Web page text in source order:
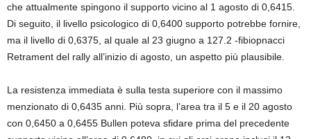
che attualmente spingono il supporto vicino al 1 agosto di 0,6415.
Di seguito, il livello psicologico di 0,6400 supporto potrebbe fornire,
ma il livello di 0,6375, al quale al 23 giugno a 127.2 -fibiopnacci
Retrament del rally all’inizio di agosto, un aspetto più plausibile.
La resistenza immediata è sulla testa superiore con il massimo
menzionato di 0,6435 anni. Più sopra, l’area tra il 5 e il 20 agosto
con 0,6450 a 0,6455 Bullen poteva sfidare prima del precedente